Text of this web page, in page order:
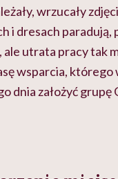
wrzucały
i dresach
utrata pracy tak
wsparcia,
dnia założyć grupę